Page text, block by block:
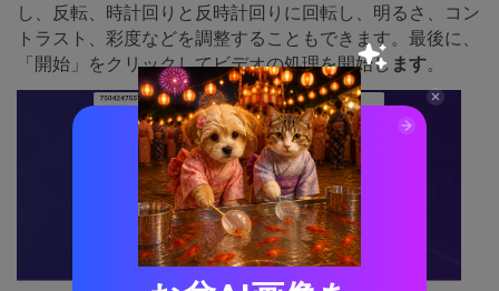
し、反転、時計回りと反時計回りに回転し、明るさ、コン
トラスト、彩度などを調整することもできます。最後に、
「開始」をクリックしてビデオの処理を開始し ます。